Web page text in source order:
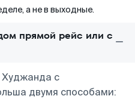
а не в выходные.
прямой рейс или с
с
двумя способами: